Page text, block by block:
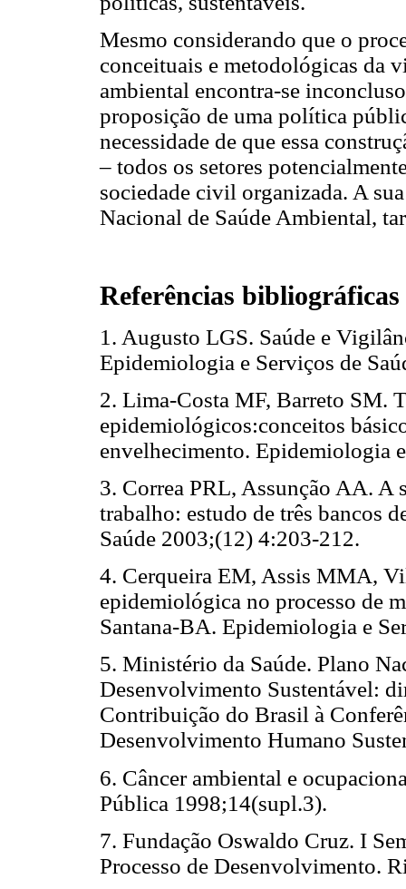
Mesmo considerando que o
conceituais e metodológicas da
ambiental encontra-se
proposição de uma política
necessidade de que essa
– todos os setores
sociedade civil organizada. A
Nacional de Saúde Ambiental,
Referências bibliográficas
1. Augusto LGS. Saúde e
Epidemiologia e Serviços de
2. Lima-Costa MF, Barreto SM.
epidemiológicos:conceitos
envelhecimento. Epidemiologia
3. Correa PRL, Assunção AA. A
trabalho: estudo de três bancos
Saúde 2003;(12) 4:203-212.
4. Cerqueira EM, Assis MMA,
epidemiológica no processo de
Santana-BA. Epidemiologia e
5. Ministério da Saúde. Plano
Desenvolvimento Sustentável:
Contribuição do Brasil à
Desenvolvimento Humano
6. Câncer ambiental e
Pública 1998;14(supl.3).
7. Fundação Oswaldo Cruz. I
Processo de Desenvolvimento.